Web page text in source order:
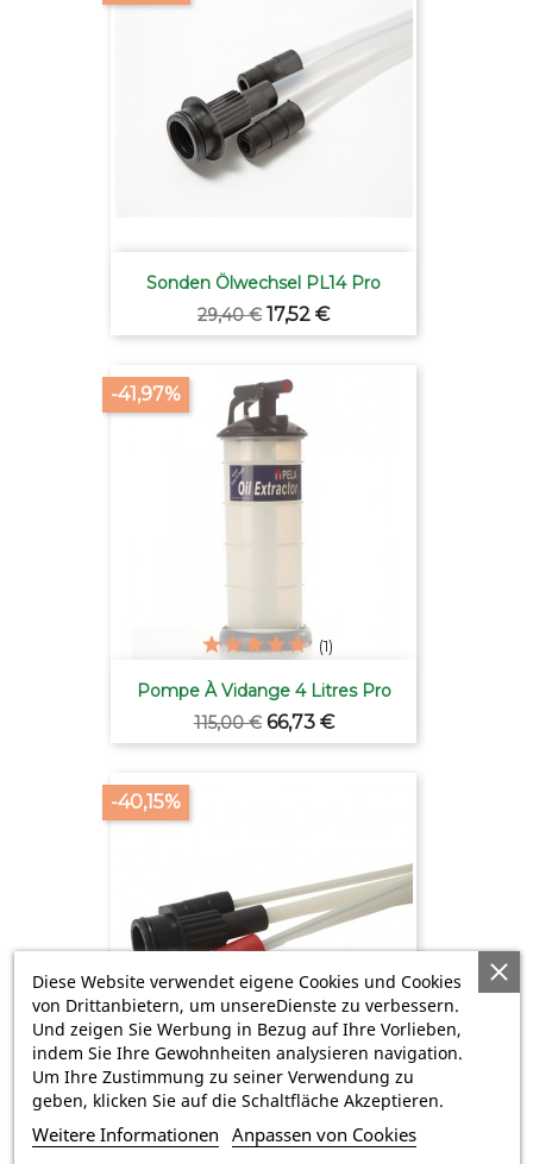
Sonden Ölwechsel PL14 Pro
Verkaufspreis
29,40 € Preis
17,52 €
Pompe À Vidange 4 Litres Pro
Verkaufspreis
115,00 €
-41,97%
Preis
66,73 €
(1)
Sonden Ölwechsel PL400 Und...
Verkaufspreis
24,66 €
-40,15%
Preis
14,76 €
(1)
Diese Website verwendet eigene Cookies und Cookies
von Drittanbietern, um unsereDienste zu verbessern.
Und zeigen Sie Werbung in Bezug auf Ihre Vorlieben,
indem Sie Ihre Gewohnheiten analysieren navigation.
Um Ihre Zustimmung zu seiner Verwendung zu
geben, klicken Sie auf die Schaltfläche Akzeptieren.
Weitere Informationen Anpassen von Cookies